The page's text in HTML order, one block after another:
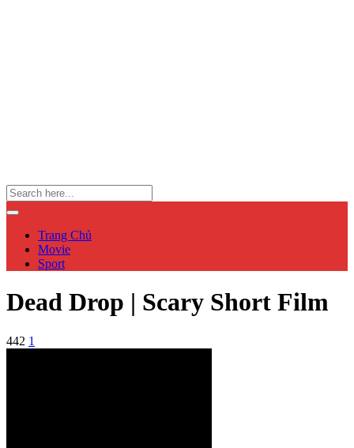
Trang Chủ
Movie
Sport
Dead Drop | Scary Short Film
442 1